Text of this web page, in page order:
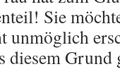
Sie
unmöglich
diesem Grund